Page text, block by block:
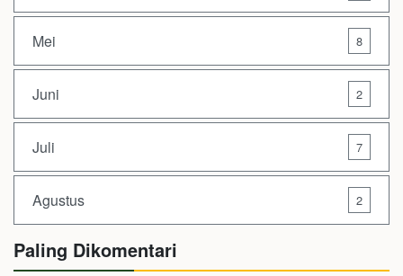
Mei 8
Juni 2
Juli 7
Agustus 2
Paling Dikomentari